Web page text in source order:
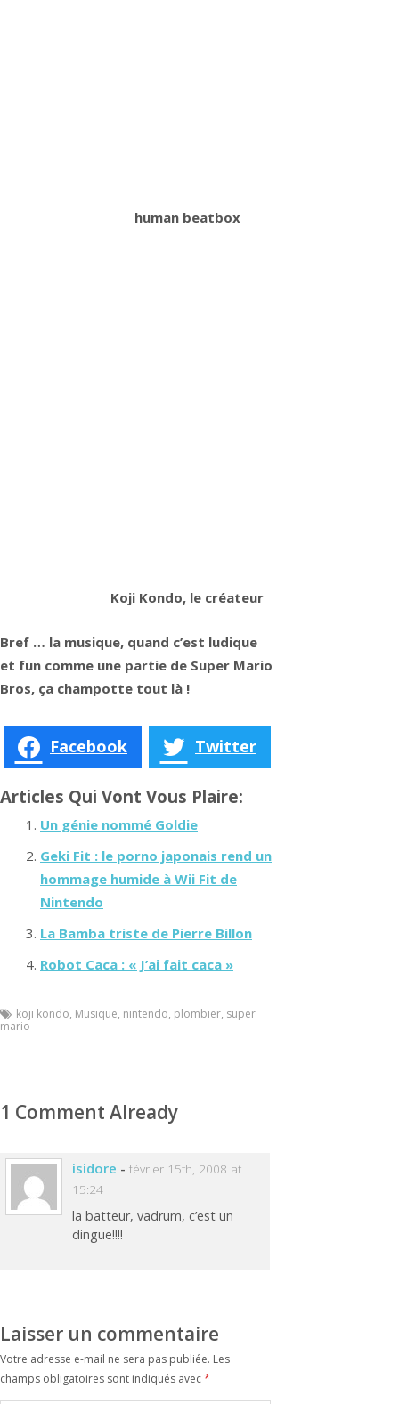
human beatbox
Koji Kondo, le créateur
Bref … la musique, quand c’est ludique
et fun comme une partie de Super Mario
Bros, ça champotte tout là !
Facebook Twitter
Articles Qui Vont Vous Plaire:
Un génie nommé Goldie
Geki Fit : le porno japonais rend un
hommage humide à Wii Fit de
Nintendo
La Bamba triste de Pierre Billon
Robot Caca : « J’ai fait caca »
koji kondo, Musique, nintendo, plombier, super
mario
1 Comment Already
isidore - février 15th, 2008 at
15:24
la batteur, vadrum, c’est un
dingue!!!!
Laisser un commentaire
Votre adresse e-mail ne sera pas publiée. Les
champs obligatoires sont indiqués avec*